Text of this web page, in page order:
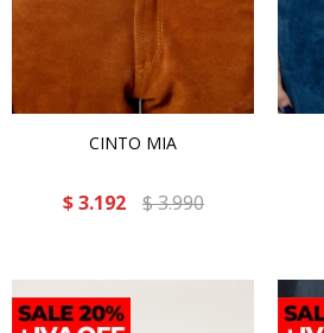
CINTO MIA
$ 3.192 $3.990